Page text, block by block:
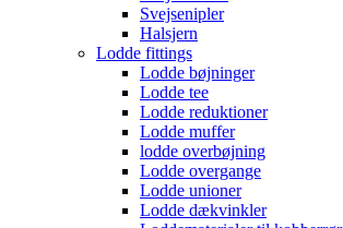
Svejsenipler
Halsjern
Lodde fittings
Lodde bøjninger
Lodde tee
Lodde reduktioner
Lodde muffer
lodde overbøjning
Lodde overgange
Lodde unioner
Lodde dækvinkler